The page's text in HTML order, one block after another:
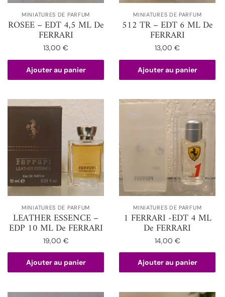
MINIATURES DE PARFUM
ROSEE – EDT 4,5 ML De
FERRARI
13,00€
Ajouter au panier
MINIATURES DE PARFUM
512 TR – EDT 6 ML De
FERRARI
13,00€
Ajouter au panier
MINIATURES DE PARFUM
LEATHER ESSENCE –
EDP 10 ML De FERRARI
19,00 €
Ajouter au panier
MINIATURES DE PARFUM
1 FERRARI -EDT 4 ML
De FERRARI
14,00 €
Ajouter au panier